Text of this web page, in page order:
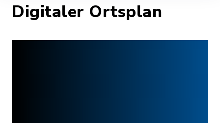
Digitaler Ortsplan